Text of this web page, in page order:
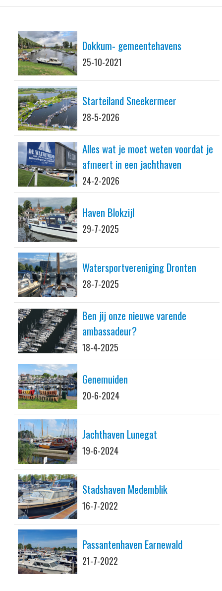
Dokkum- gemeentehavens
25-10-2021
Starteiland Sneekermeer
28-5-2026
Alles wat je moet weten voordat je
afmeert in een jachthaven
24-2-2026
Haven Blokzijl
29-7-2025
Watersportvereniging Dronten
28-7-2025
Ben jij onze nieuwe varende
ambassadeur?
18-4-2025
Genemuiden
20-6-2024
Jachthaven Lunegat
19-6-2024
Stadshaven Medemblik
16-7-2022
Passantenhaven Earnewald
21-7-2022